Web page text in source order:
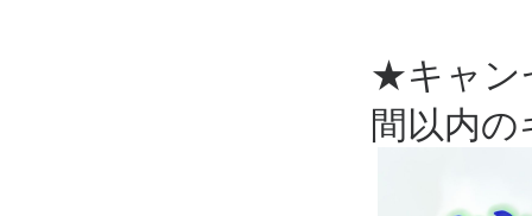
★キャン
間以内